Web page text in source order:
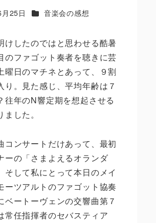
25日 カテゴリー
音楽会の感想
けしたのではと思わせる酷暑
のファゴット奏者を聴きに芸
曜日のマチネとあって、９割
り。見た感じ、平均年齢は７
往年のN響定期を想起させる
した。
コンサートだけあって、最初
ーの「さまよえるオランダ
そして私にとって本日のメイ
ーツアルトのファゴット協奏
ベートーヴェンの交響曲第７
常任指揮者のセバスティア